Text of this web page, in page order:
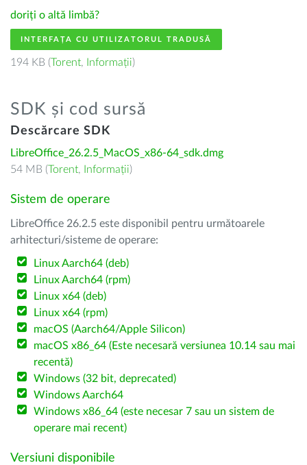
doriți o altă limbă?
INTERFAȚA CU UTILIZATORUL TRADUSĂ
194 KB (Torent, Informații)
SDK și cod sursă
Descărcare SDK
LibreOffice_26.2.5_MacOS_x86-64_sdk.dmg
54 MB (Torent, Informații)
Sistem de operare
LibreOffice 26.2.5 este disponibil pentru următoarele
arhitecturi/sisteme de operare:
Linux Aarch64 (deb)
Linux Aarch64 (rpm)
Linux x64 (deb)
Linux x64 (rpm)
macOS (Aarch64/Apple Silicon)
macOS x86_64 (Este necesară versiunea 10.14 sau mai
recentă)
Windows (32 bit, deprecated)
Windows Aarch64
Windows x86_64 (este necesar 7 sau un sistem de
operare mai recent)
Versiuni disponibile